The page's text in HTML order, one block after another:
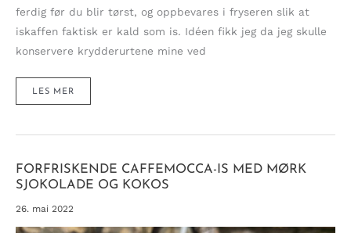
ferdig før du blir tørst, og oppbevares i fryseren slik at
iskaffen faktisk er kald som is. Idéen fikk jeg da jeg skulle
konservere krydderurtene mine ved
FROSSEN,
OG
LES MER
FORFRISKENDE CAFFEMOCCA-IS MED MØRK
SJOKOLADE OG KOKOS
26. mai 2022